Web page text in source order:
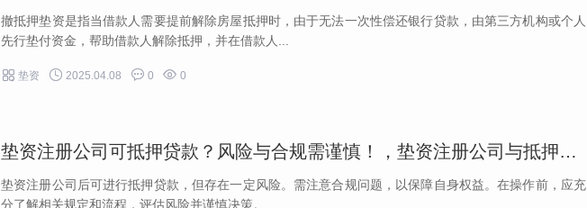
撤抵押垫资是指当借款人需要提前解除房屋抵押时，由于无法一次性偿还银行贷款，由第三方机构或个人
先行垫付资金，帮助借款人解除抵押，并在借款人...
 垫资  2025.04.08  0  0
垫资注册公司可抵押贷款？风险与合规需谨慎！，垫资注册公司与抵押贷款，风险与合规的谨慎考量
垫资注册公司后可进行抵押贷款，但存在一定风险。需注意合规问题，以保障自身权益。在操作前，应充
分了解相关规定和流程，评估风险并谨慎决策。...